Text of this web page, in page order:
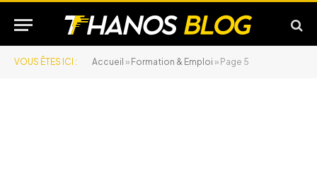
VOUS ÊTES ICI : Accueil » Formation & Emploi » Page 5